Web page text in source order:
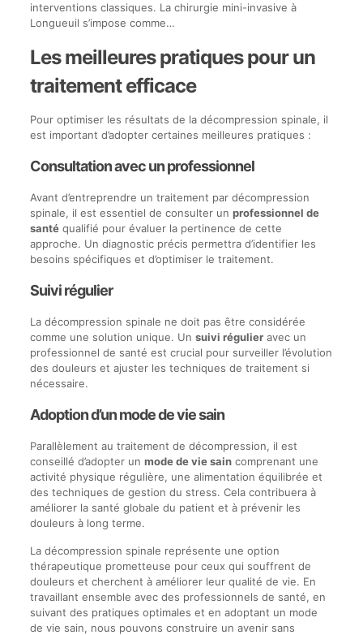
interventions classiques. La chirurgie mini-invasive à
Longueuil s’impose comme…
Les meilleures pratiques pour un
traitement efficace
Pour optimiser les résultats de la décompression spinale, il
est important d’adopter certaines meilleures pratiques :
Consultation avec un professionnel
Avant d’entreprendre un traitement par décompression
spinale, il est essentiel de consulter un professionnel de
santéqualifié pour évaluer la pertinence de cette
approche. Un diagnostic précis permettra d’identifier les
besoins spécifiques et d’optimiser le traitement.
Suivi régulier
La décompression spinale ne doit pas être considérée
comme une solution unique. Un suivi régulieravec un
professionnel de santé est crucial pour surveiller l’évolution
des douleurs et ajuster les techniques de traitement si
nécessaire.
Adoption d’un mode de vie sain
Parallèlement au traitement de décompression, il est
conseillé d’adopter un mode de vie saincomprenant une
activité physique régulière, une alimentation équilibrée et
des techniques de gestion du stress. Cela contribuera à
améliorer la santé globale du patient et à prévenir les
douleurs à long terme.
La décompression spinale représente une option
thérapeutique prometteuse pour ceux qui souffrent de
douleurs et cherchent à améliorer leur qualité de vie. En
travaillant ensemble avec des professionnels de santé, en
suivant des pratiques optimales et en adoptant un mode
de vie sain, nous pouvons construire un avenir sans